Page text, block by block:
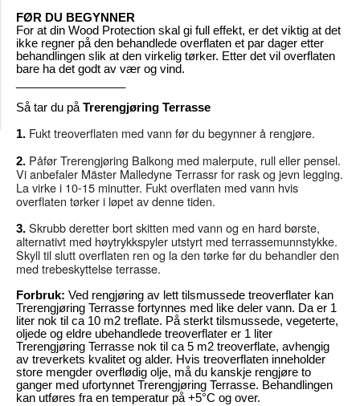
FØR DU BEGYNNER
For at din Wood Protection skal gi full effekt, er det viktig at det
ikke regner på den behandlede overflaten et par dager etter
behandlingen slik at den virkelig tørker. Etter det vil overflaten
bare ha det godt av vær og vind.
Så tar du påTrerengjøring Terrasse
1. Fukt treoverflaten med vann før du begynner å rengjøre.
2. Påfør Trerengjøring Balkong med malerpute, rull eller pensel.
Vi anbefaler Mäster Malledyne Terrassr for rask og jevn legging.
La virke i 10-15 minutter. Fukt overflaten med vann hvis
overflaten tørker i løpet av denne tiden.
3. Skrubb deretter bort skitten med vann og en hard børste,
alternativt med høytrykkspyler utstyrt med terrassemunnstykke.
Skyll til slutt overflaten ren og la den tørke før du behandler den
med trebeskyttelse terrasse.
Forbruk: Ved rengjøring av lett tilsmussede treoverflater kan
Trerengjøring Terrasse fortynnes med like deler vann. Da er 1
liter nok til ca 10 m2 treflate. På sterkt tilsmussede, vegeterte,
oljede og eldre ubehandlede treoverflater er 1 liter
Trerengjøring Terrasse nok til ca 5 m2 treoverflate, avhengig
av treverkets kvalitet og alder. Hvis treoverflaten inneholder
store mengder overflødig olje, må du kanskje rengjøre to
ganger med ufortynnet Trerengjøring Terrasse. Behandlingen
kan utføres fra en temperatur på +5°C og over.